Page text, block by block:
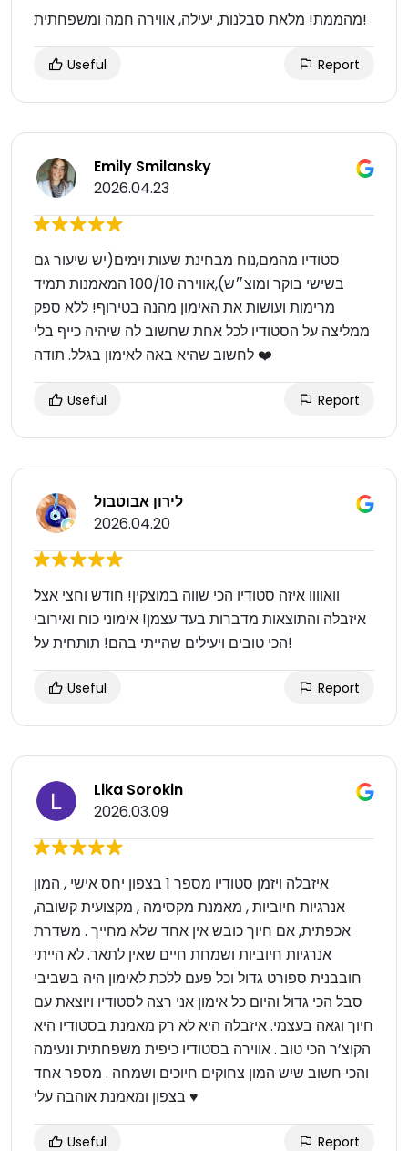
מהממת! מלאת סבלנות, יעילה, אווירה חמה ומשפחתית!
Useful Report
Emily Smilansky
2026.04.23
סטודיו מהמם,נוח מבחינת שעות וימים(יש שיעור גם
בשישי בוקר ומוצ״ש),אווירה 100/10 המאמנות תמיד
מרימות ועושות את האימון מהנה בטירוף! ללא ספק
ממליצה על הסטודיו לכל אחת שחשוב לה שיהיה כייף בלי
לחשוב שהיא באה לאימון בגלל. תודה ❤️
Useful Report
לירון אבוטבול
2026.04.20
וואוווו איזה סטודיו הכי שווה במוצקין! חודש וחצי אצל
איזבלה והתוצאות מדברות בעד עצמן! אימוני כוח ואירובי
הכי טובים ויעילים שהייתי בהם! תותחית על!
Useful Report
Lika Sorokin
2026.03.09
איזבלה ויזמן סטודיו מספר 1 בצפון יחס אישי , המון
אנרגיות חיוביות , מאמנת מקסימה , מקצועית קשובה,
אכפתית, אם חיוך כובש אין אחד שלא מחייך . משדרת
אנרגיות חיוביות ושמחת חיים שאין לתאר. לא הייתי
חובבנית ספורט גדול וכל פעם ללכת לאימון היה בשביבי
סבל הכי גדול והיום כל אימון אני רצה לסטודיו ויוצאת עם
חיוך וגאה בעצמי. איזבלה היא לא רק מאמנת בסטודיו היא
הקוצ’ר הכי טוב . אווירה בסטודיו כיפית משפחתית ונעימה
והכי חשוב שיש המון צחוקים חיוכים ושמחה . מספר אחד
בצפון ומאמנת אוהבה עלי ♥️
Useful Report